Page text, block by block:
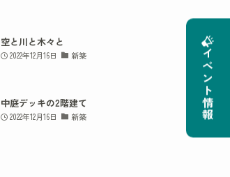
空と川と木々と
2022年12月16日 新築
中庭デッキの2階建て
2022年12月16日 新築 イベント情報